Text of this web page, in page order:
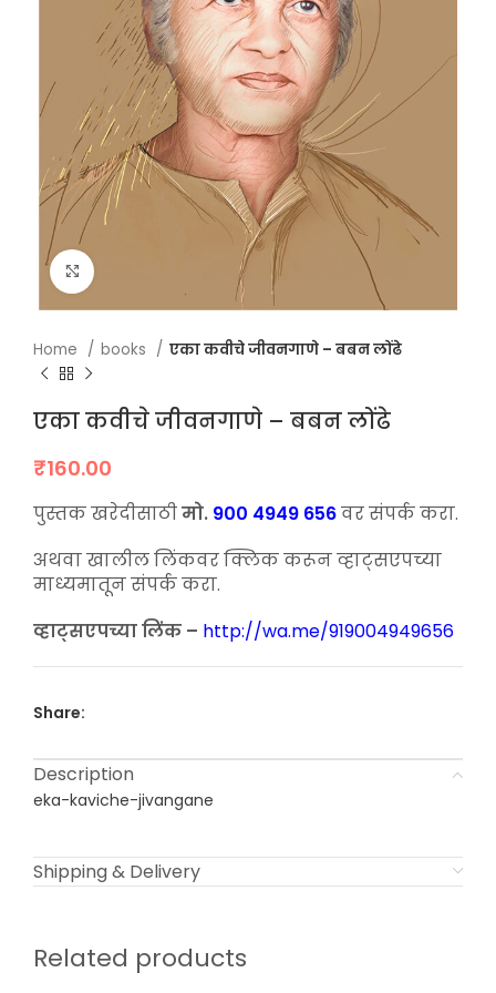
Home books एका कवीचे जीवनगाणे – बबन लोंढे
एका कवीचे जीवनगाणे – बबन लोंढे
₹160.00
पुस्तक खरेदीसाठीमो. 900 4949 656वर संपर्क करा.
अथवा खालील लिंकवर क्लिक करून व्हाट्सएपच्या
माध्यमातून संपर्क करा.
व्हाट्सएपच्या लिंक – http://wa.me/919004949656
Share:
Description
eka-kaviche-jivangane
Shipping & Delivery
Related products